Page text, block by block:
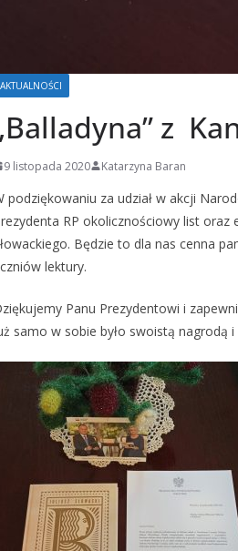
AKTUALNOŚCI
z
9 listopada 2020 Katarzyna Baran
podziękowaniu za udział w akcji
RP okolicznościowy list
Będzie to dla nas cenna
lektury.
Panu Prezydentowi i
samo w sobie było swoistą nagrodą